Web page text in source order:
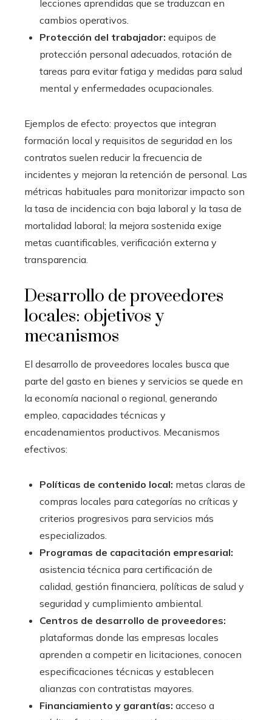
lecciones aprendidas que se traduzcan en
cambios operativos.
Protección del trabajador: equipos de
protección personal adecuados, rotación de
tareas para evitar fatiga y medidas para salud
mental y enfermedades ocupacionales.
Ejemplos de efecto: proyectos que integran
formación local y requisitos de seguridad en los
contratos suelen reducir la frecuencia de
incidentes y mejoran la retención de personal. Las
métricas habituales para monitorizar impacto son
la tasa de incidencia con baja laboral y la tasa de
mortalidad laboral; la mejora sostenida exige
metas cuantificables, verificación externa y
transparencia.
Desarrollo de proveedores
locales: objetivos y
mecanismos
El desarrollo de proveedores locales busca que
parte del gasto en bienes y servicios se quede en
la economía nacional o regional, generando
empleo, capacidades técnicas y
encadenamientos productivos. Mecanismos
efectivos:
Políticas de contenido local: metas claras de
compras locales para categorías no críticas y
criterios progresivos para servicios más
especializados.
Programas de capacitación empresarial:
asistencia técnica para certificación de
calidad, gestión financiera, políticas de salud y
seguridad y cumplimiento ambiental.
Centros de desarrollo de proveedores:
plataformas donde las empresas locales
aprenden a competir en licitaciones, conocen
especificaciones técnicas y establecen
alianzas con contratistas mayores.
Financiamiento y garantías: acceso a